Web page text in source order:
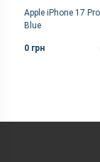
Apple iPhone 17
Blue
0 грн